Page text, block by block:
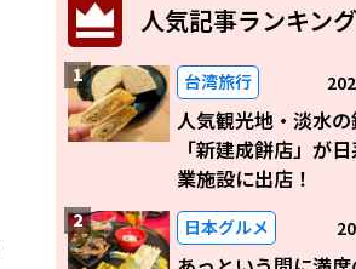
人気記事ランキング
台湾旅行
人気観光地・淡水
「新建成餅店」が
業施設に出店！
日本グルメ